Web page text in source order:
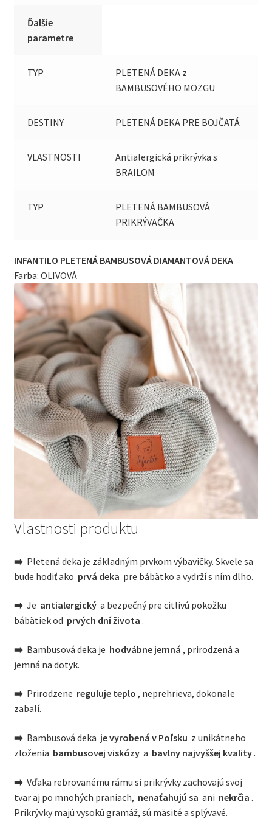
Ďalšie
parametre
TYP
PLETENÁ DEKA z
BAMBUSOVÉHO MOZGU
DESTINY PLETENÁ DEKA PRE BOJČATÁ
VLASTNOSTI
Antialergická prikrývka s
BRAILOM
TYP
PLETENÁ BAMBUSOVÁ
PRIKRÝVAČKA
INFANTILO PLETENÁ BAMBUSOVÁ DIAMANTOVÁ DEKA
Farba: OLIVOVÁ
Vlastnosti produktu
➡️ Pletená deka je základným prvkom výbavičky. Skvele sa
bude hodiť ako prvá deka pre bábätko a vydrží s ním dlho.
➡️ Je antialergickýa bezpečný pre citlivú pokožku
bábätiek od prvých dní života .
➡️ Bambusová deka je hodvábne jemná , prirodzená a
jemná na dotyk.
➡️ Prirodzene reguluje teplo , neprehrieva, dokonale
zabalí.
➡️ Bambusová deka je vyrobená v Poľsku z unikátneho
zloženia bambusovej viskózy a bavlny najvyššej kvality.
➡️ Vďaka rebrovanému rámu si prikrývky zachovajú svoj
tvar aj po mnohých praniach, nenaťahujú sa ani nekrčia .
Prikrývky majú vysokú gramáž, sú mäsité a splývavé.